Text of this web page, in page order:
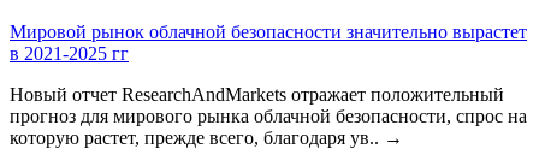
Мировой рынок облачной безопасности значительно вырастет
в 2021-2025 гг
Новый отчет ResearchAndMarkets отражает положительный
прогноз для мирового рынка облачной безопасности, спрос на
которую растет, прежде всего, благодаря ув.. →